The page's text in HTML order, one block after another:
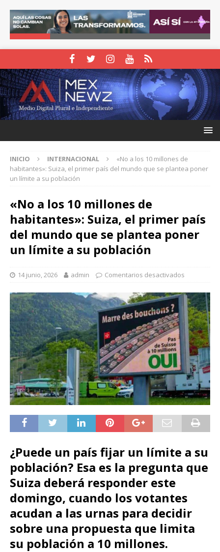
INICIO INTERNACIONAL
«No a los 10 millones de
habitantes»: Suiza, el primer país del mundo que se plantea poner
un límite a su población
«No a los 10 millones de
habitantes»: Suiza, el primer país
del mundo que se plantea poner
un límite a su población
14 junio, 2026 admin Comentarios desactivados
¿Puede un país fijar un límite a su
población? Esa es la pregunta que
Suiza deberá responder este
domingo, cuando los votantes
acudan a las urnas para decidir
sobre una propuesta que limita
su población a 10 millones.